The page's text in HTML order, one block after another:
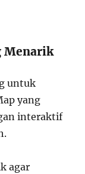
Menarik
untuk
yang
interaktif
agar